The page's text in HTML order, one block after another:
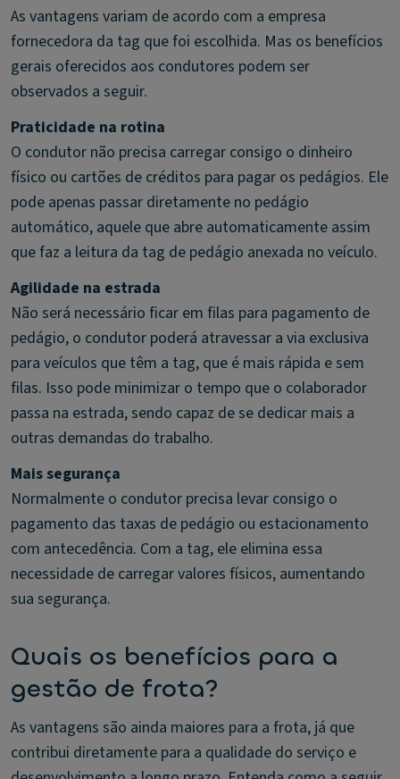
As vantagens variam de acordo com a empresa
fornecedora da tag que foi escolhida. Mas os benefícios
gerais oferecidos aos condutores podem ser
observados a seguir.
Praticidade na rotina
O condutor não precisa carregar consigo o dinheiro
físico ou cartões de créditos para pagar os pedágios. Ele
pode apenas passar diretamente no pedágio
automático, aquele que abre automaticamente assim
que faz a leitura da tag de pedágio anexada no veículo.
Agilidade na estrada
Não será necessário ficar em filas para pagamento de
pedágio, o condutor poderá atravessar a via exclusiva
para veículos que têm a tag, que é mais rápida e sem
filas. Isso pode minimizar o tempo que o colaborador
passa na estrada, sendo capaz de se dedicar mais a
outras demandas do trabalho.
Mais segurança
Normalmente o condutor precisa levar consigo o
pagamento das taxas de pedágio ou estacionamento
com antecedência. Com a tag, ele elimina essa
necessidade de carregar valores físicos, aumentando
sua segurança.
Quais os benefícios para a
gestão de frota?
As vantagens são ainda maiores para a frota, já que
contribui diretamente para a qualidade do serviço e